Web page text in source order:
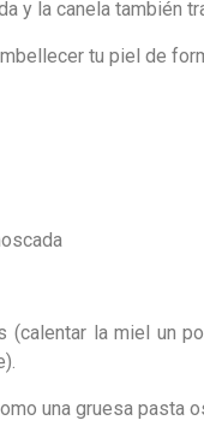
y la canela también
tu piel de
(calentar la miel un
una gruesa pasta